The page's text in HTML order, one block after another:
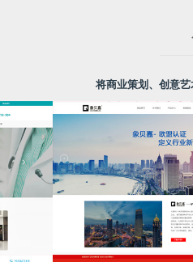
定制手机网站 / 微网站制作
布局移动互联网
将商业策划、创意